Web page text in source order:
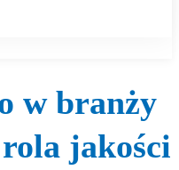
w branży
jakości